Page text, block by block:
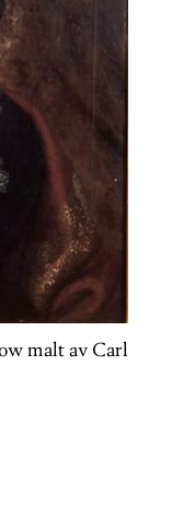
malt av Carl